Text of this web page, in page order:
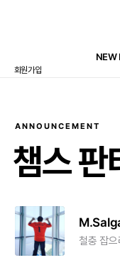
NEW
회원가입
ANNOUNCEMENT
챔스판
철충 잡